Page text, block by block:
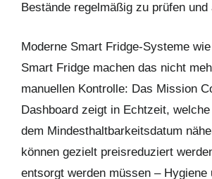
Bestände regelmäßig zu prüfen
Moderne Smart Fridge-Systeme
Smart Fridge machen das nicht
manuellen Kontrolle: Das Mission
Dashboard zeigt in Echtzeit,
dem Mindesthaltbarkeitsdatum
können gezielt preisreduziert
entsorgt werden müssen – Hygiene